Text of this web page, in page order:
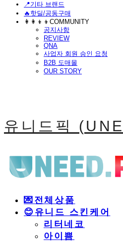
📍기타 브랜드
🔥핫딜/공동구매
👩‍👩‍👦‍👦COMMUNITY
공지사항
REVIEW
QNA
사업자 회원 승인 요청
B2B 도매몰
OUR STORY
유니드픽
💌전체상품
😊유니드 스킨케어
리터네코
아이쁨